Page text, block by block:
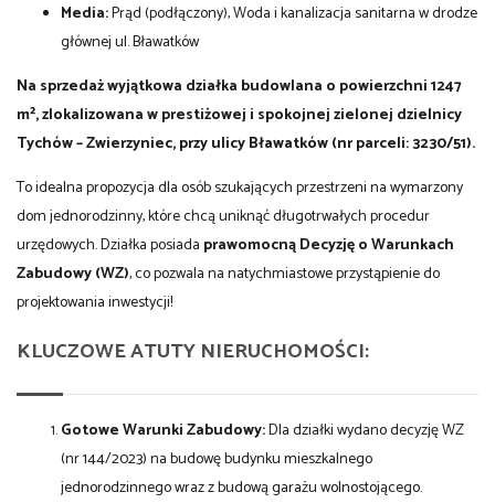
Media:Prąd (podłączony), Woda i kanalizacja sanitarna w drodze
głównej ul. Bławatków
Na sprzedaż wyjątkowa działka budowlana o powierzchni 1247
m², zlokalizowana w prestiżowej i spokojnej zielonej dzielnicy
Tychów – Zwierzyniec, przy ulicy Bławatków (nr parceli: 3230/51).
To idealna propozycja dla osób szukających przestrzeni na wymarzony
dom jednorodzinny, które chcą uniknąć długotrwałych procedur
urzędowych. Działka posiada prawomocną Decyzję o Warunkach
Zabudowy (WZ), co pozwala na natychmiastowe przystąpienie do
projektowania inwestycji!
KLUCZOWE ATUTY NIERUCHOMOŚCI:
Gotowe Warunki Zabudowy:Dla działki wydano decyzję WZ
(nr 144/2023) na budowę budynku mieszkalnego
jednorodzinnego wraz z budową garażu wolnostojącego.